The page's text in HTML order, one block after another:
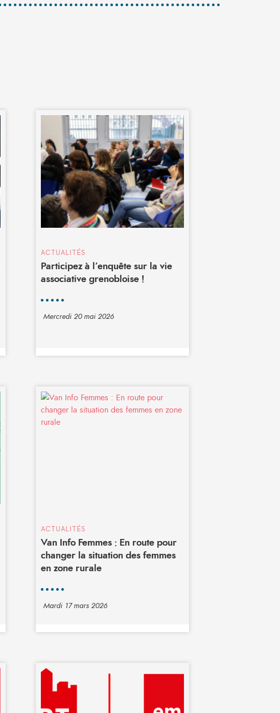
ACTUALITÉS
Participez à l’enquête sur la vie
associative grenobloise !
Mercredi 20 mai 2026
ACTUALITÉS
Van Info Femmes : En route pour
changer la situation des femmes
en zone rurale
Mardi 17 mars 2026